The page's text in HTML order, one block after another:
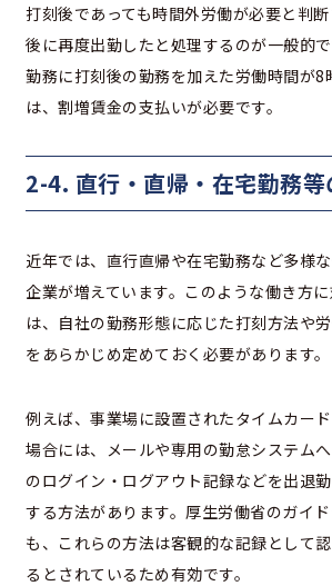
打刻後であっても時間外労働が必要と判
後に再度出勤したと処理するのが一般的
勤務に打刻後の勤務を加えた労働時間が8
は、割増賃金の支払いが必要です。
2-4. 直行・直帰・在宅勤務
近年では、直行直帰や在宅勤務など多様
企業が増えています。このような働き方
は、自社の勤務形態に応じた打刻方法や
をあらかじめ定めておく必要があります。
例えば、事業場に設置されたタイムカー
場合には、メールや専用の勤怠システム
のログイン・ログアウト記録などを出退
する方法があります。厚生労働省のガイ
も、これらの方法は客観的な記録として
るとされているため有効です。